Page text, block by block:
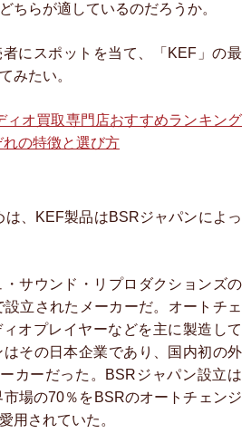
ちらが適しているのだろうか。
にスポットを当て、「KEF」の最
みたい。
ィオ買取専門店おすすめランキング
の特徴と選び方
は、KEF製品はBSRジャパンによっ
サウンド・リプロダクションズの
立されたメーカーだ。オートチェ
オプレイヤーなどを主に製造して
その日本企業であり、国内初の外
カーだった。BSRジャパン設立は
場の70％をBSRのオートチェンジ
用されていた。